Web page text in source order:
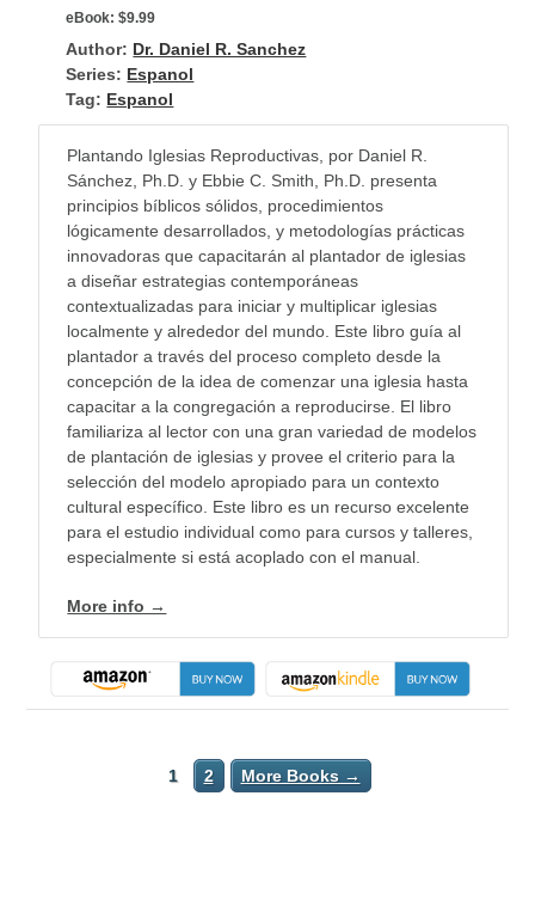
eBook: $9.99
Author: Dr. Daniel R. Sanchez
Series: Espanol
Tag: Espanol
Plantando Iglesias Reproductivas, por Daniel R.
Sánchez, Ph.D. y Ebbie C. Smith, Ph.D. presenta
principios bíblicos sólidos, procedimientos
lógicamente desarrollados, y metodologías prácticas
innovadoras que capacitarán al plantador de iglesias
a diseñar estrategias contemporáneas
contextualizadas para iniciar y multiplicar iglesias
localmente y alrededor del mundo. Este libro guía al
plantador a través del proceso completo desde la
concepción de la idea de comenzar una iglesia hasta
capacitar a la congregación a reproducirse. El libro
familiariza al lector con una gran variedad de modelos
de plantación de iglesias y provee el criterio para la
selección del modelo apropiado para un contexto
cultural específico. Este libro es un recurso excelente
para el estudio individual como para cursos y talleres,
especialmente si está acoplado con el manual.
More info →
1 2 More Books →